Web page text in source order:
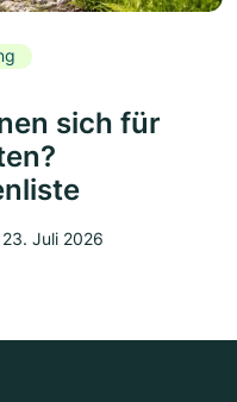
sich für
23. Juli 2026